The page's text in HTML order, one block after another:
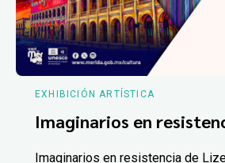
EXHIBICIÓN ARTÍSTICA
Imaginarios en
Imaginarios en resistencia de